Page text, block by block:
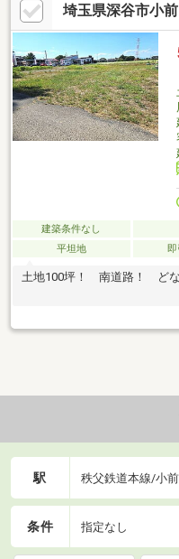
埼玉県深谷市小
建築条件なし
平坦地
土地100坪！ 南道路！ どな
駅 秩父鉄道本線/小前
条件 指定なし